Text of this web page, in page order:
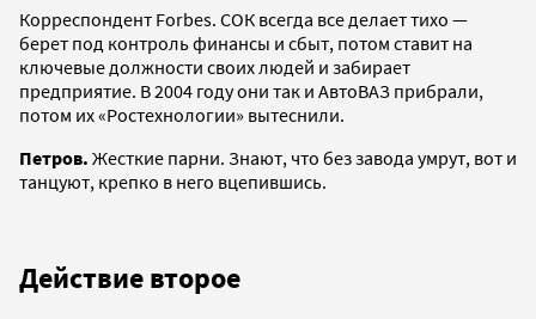
Корреспондент Forbes. СОК всегда все делает тихо —
берет под контроль финансы и сбыт, потом ставит на
ключевые должности своих людей и забирает
предприятие. В 2004 году они так и АвтоВАЗ прибрали,
потом их «Ростехнологии» вытеснили.
Петров. Жесткие парни. Знают, что без завода умрут, вот и
танцуют, крепко в него вцепившись.
Действие второе